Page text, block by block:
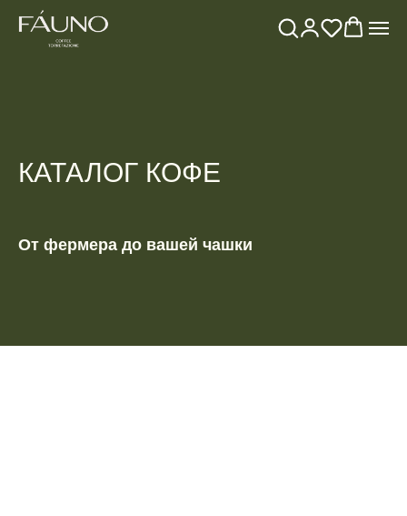
КАТАЛОГ КОФЕ
От фермера до вашей чашки